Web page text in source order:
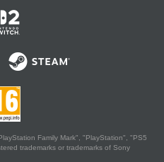
Family Mark", "PlayStation", "PS5
trademarks or trademarks of Sony